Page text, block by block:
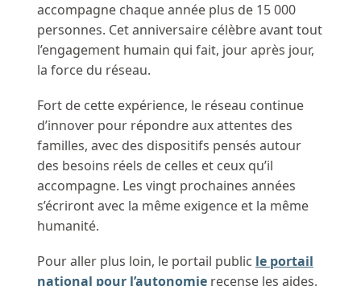
accompagne chaque année plus de 15 000
personnes. Cet anniversaire célèbre avant tout
l’engagement humain qui fait, jour après jour,
la force du réseau.
Fort de cette expérience, le réseau continue
d’innover pour répondre aux attentes des
familles, avec des dispositifs pensés autour
des besoins réels de celles et ceux qu’il
accompagne. Les vingt prochaines années
s’écriront avec la même exigence et la même
humanité.
Pour aller plus loin, le portail public le portail
national pour l’autonomie recense les aides,